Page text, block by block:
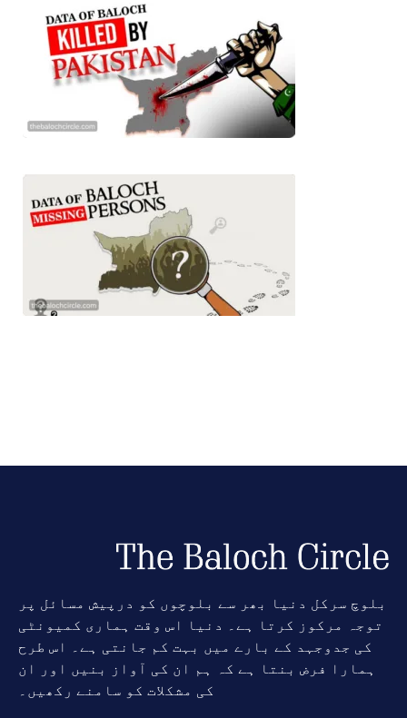
بلوچ سرکل دنیا بھر سے بلوچوں کو درپیش مسائل پر
توجہ مرکوز کرتا ہے۔ دنیا اس وقت ہماری کمیونٹی
کی جدوجہد کے بارے میں بہت کم جانتی ہے۔ اس طرح
ہمارا فرض بنتا ہے کہ ہم ان کی آواز بنیں اور ان
کی مشکلات کو سامنے رکھیں۔